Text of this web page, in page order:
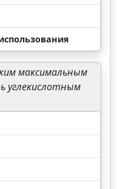
максимальным